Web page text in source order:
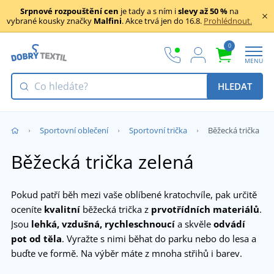
Srpnové rozpouštění cen je tady a s ním islevy až 50 % na
vybrané kousky značky Malfini. Akce trvá jen do 16.8. Prohlédnout.
0
MENU
HLEDAT
Sportovní oblečení Sportovní trička Běžecká trička
Běžecká trička zelená
Pokud patří běh mezi vaše oblíbené kratochvíle, pak určitě
oceníte kvalitní běžecká trička z prvotřídních materiálů.
Jsou lehká, vzdušná, rychleschnoucí a skvěle odvádí
pot od těla. Vyražte s nimi běhat do parku nebo do lesa a
buďte ve formě. Na výběr máte z mnoha střihů i barev.